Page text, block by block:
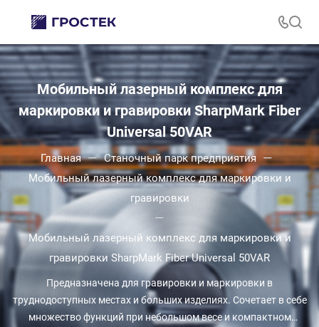
Мобильный лазерный комплекс для
маркировки и гравировки SharpMark Fiber
Universal 50VAR
Главная — Станочный парк предприятия —
Мобильный лазерный комплекс для маркировки и
гравировки
—
Мобильный лазерный комплекс для маркировки и
гравировки SharpMark Fiber Universal 50VAR
Предназначена для гравировки и маркировки в
труднодоступных местах и больших изделиях. Сочетает в себе
множество функций при небольшом весе и компактном